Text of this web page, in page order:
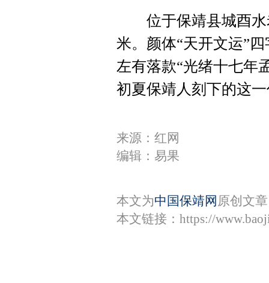
位于保靖县城酉水
米。颜体“天开文运”
左有落款“光绪十七年
初夏保靖人刻下的这
来源：红网
编辑：易果
本文为中国保靖网 原创文
本文链接： https://